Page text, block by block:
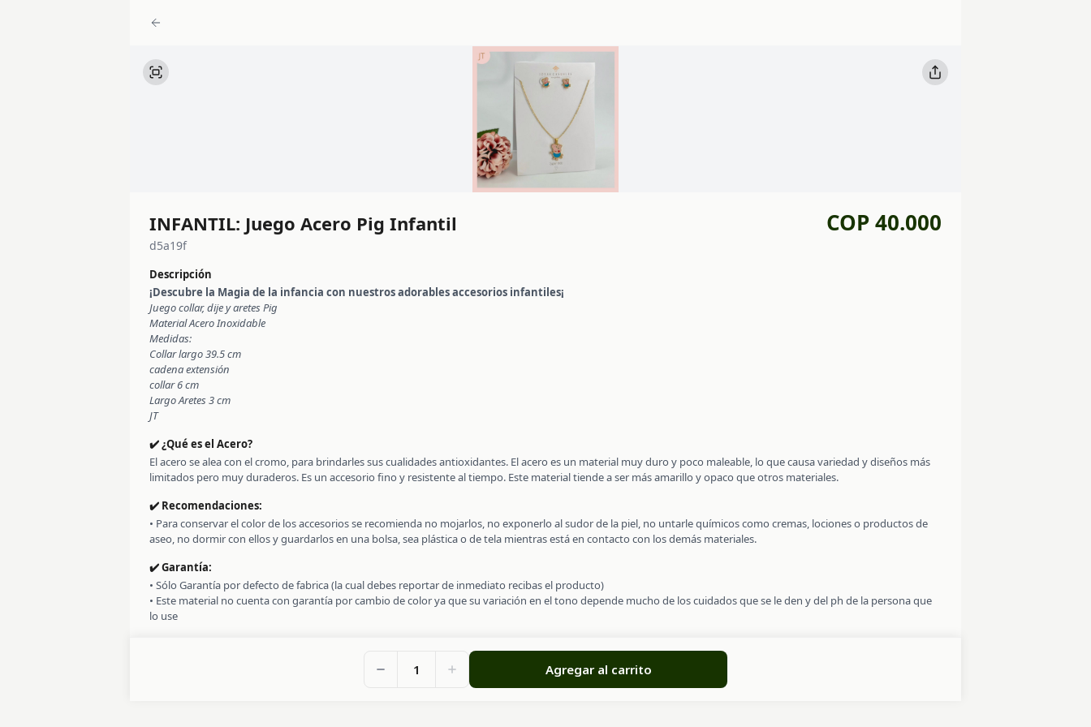
INFANTIL: Juego Acero Pig Infantil COP 40.000
d5a19f
Descripción
¡Descubre la Magia de la infancia con nuestros adorables accesorios infantiles¡
Juego collar, dije y aretes Pig
Material Acero Inoxidable
Medidas:
Collar largo 39.5 cm
cadena extensión
collar 6 cm
Largo Aretes 3 cm
JT
✔️ ¿Qué es el Acero?
El acero se alea con el cromo, para brindarles sus cualidades antioxidantes. El acero es un material muy duro y poco maleable, lo que causa variedad y diseños más
limitados pero muy duraderos. Es un accesorio fino y resistente al tiempo. Este material tiende a ser más amarillo y opaco que otros materiales.
✔️ Recomendaciones:
• Para conservar el color de los accesorios se recomienda no mojarlos, no exponerlo al sudor de la piel, no untarle químicos como cremas, lociones o productos de
aseo, no dormir con ellos y guardarlos en una bolsa, sea plástica o de tela mientras está en contacto con los demás materiales.
✔️ Garantía:
• Sólo Garantía por defecto de fabrica (la cual debes reportar de inmediato recibas el producto)
• Este material no cuenta con garantía por cambio de color ya que su variación en el tono depende mucho de los cuidados que se le den y del ph de la persona que
lo use
1 Agregar al carrito